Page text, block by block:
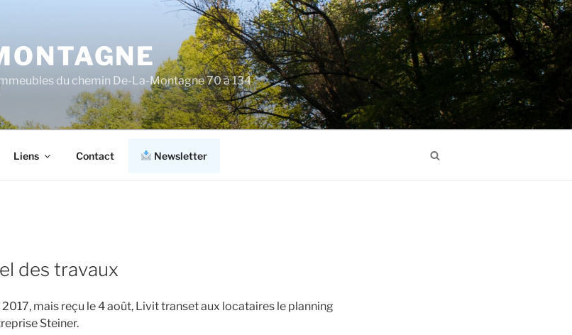
du chemin De-La-Montagne 70 à 134
Liens Contact Newsletter
des travaux
mais reçu le 4 août, Livit transet aux locataires le planning
Steiner.